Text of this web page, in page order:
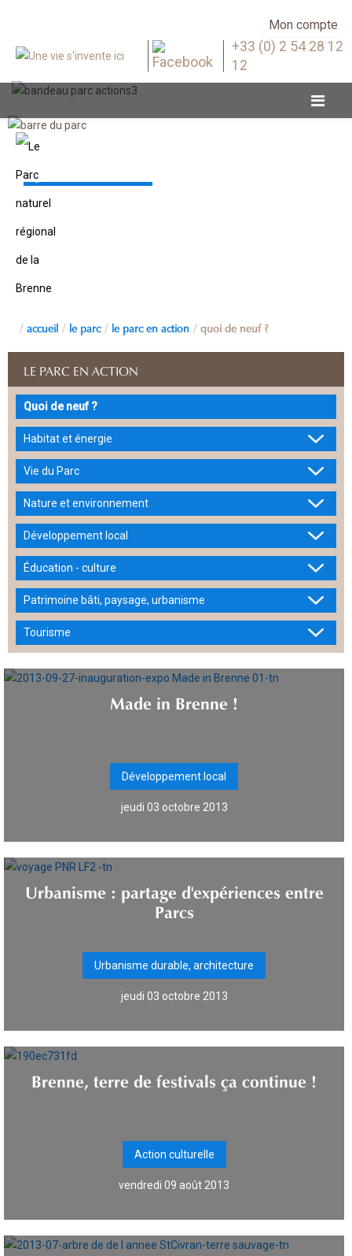
Mon compte
+33 (0) 2 54 28 12
12
accueil le parc le parc en action quoi de neuf ?
LE PARC EN ACTION
Quoi de neuf ?
Habitat et énergie
Vie du Parc
Nature et environnement
Développement local
Éducation - culture
Patrimoine bâti, paysage, urbanisme
Tourisme
Made in Brenne !
Développement local
jeudi 03 octobre 2013
Urbanisme : partage d'expériences entre
Parcs
Urbanisme durable, architecture
jeudi 03 octobre 2013
Brenne, terre de festivals ça continue !
Action culturelle
vendredi 09 août 2013